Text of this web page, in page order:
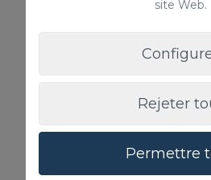
site Web.
Rejeter
Permettre